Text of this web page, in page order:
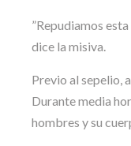
”Repudiamos
dice la misiva.
Previo al sepelio,
Durante media
hombres y su